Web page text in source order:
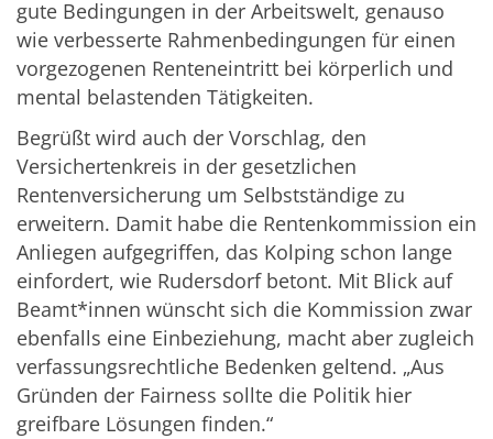
gute Bedingungen in der Arbeitswelt, genauso
wie verbesserte Rahmenbedingungen für einen
vorgezogenen Renteneintritt bei körperlich und
mental belastenden Tätigkeiten.
Begrüßt wird auch der Vorschlag, den
Versichertenkreis in der gesetzlichen
Rentenversicherung um Selbstständige zu
erweitern. Damit habe die Rentenkommission ein
Anliegen aufgegriffen, das Kolping schon lange
einfordert, wie Rudersdorf betont. Mit Blick auf
Beamt*innen wünscht sich die Kommission zwar
ebenfalls eine Einbeziehung, macht aber zugleich
verfassungsrechtliche Bedenken geltend. „Aus
Gründen der Fairness sollte die Politik hier
greifbare Lösungen finden.“